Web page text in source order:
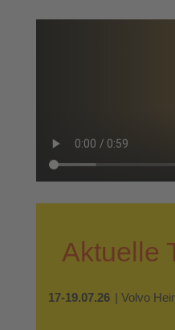
Aktuelle
17-19.07.26 | Volvo